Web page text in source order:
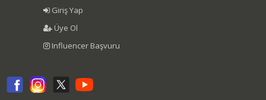
Giriş Yap
Üye Ol
Influencer Başvuru